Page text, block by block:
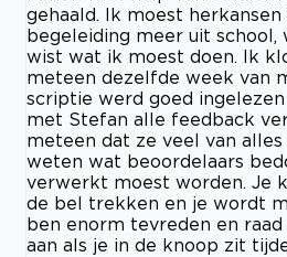
gehaald. Ik moest
begeleiding meer uit school,
wist wat ik moest doen. Ik
meteen dezelfde week van
scriptie werd goed
met Stefan alle feedback
meteen dat ze veel van
weten wat beoordelaars
verwerkt moest worden. Je
de bel trekken en je wordt
ben enorm tevreden en
aan als je in de knoop zit